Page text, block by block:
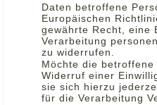
Daten betroffene
Europäischen
gewährte Recht, eine
Verarbeitung
zu widerrufen.
Möchte die
Widerruf einer
sie sich hierzu
für die Verarbeitung